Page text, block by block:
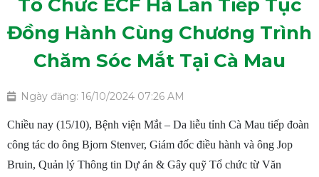
Tổ Chức ECF Hà Lan Tiếp Tục
Đồng Hành Cùng Chương Trình
Chăm Sóc Mắt Tại Cà Mau
Ngày đăng: 16/10/2024 07:26 AM
Chiều nay (15/10), Bệnh viện Mắt – Da liễu tỉnh Cà Mau tiếp đoàn
công tác do ông Bjorn Stenver, Giám đốc điều hành và ông Jop
Bruin, Quản lý Thông tin Dự án & Gây quỹ Tổ chức từ Văn